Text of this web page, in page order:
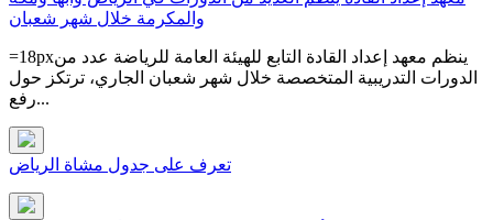
والمكرمة خلال شهر شعبان
=18pxينظم معهد إعداد القادة التابع للهيئة العامة للرياضة عدد من
الدورات التدريبية المتخصصة خلال شهر شعبان الجاري، ترتكز حول
رفع...
تعرف على جدول مشاة الرياض